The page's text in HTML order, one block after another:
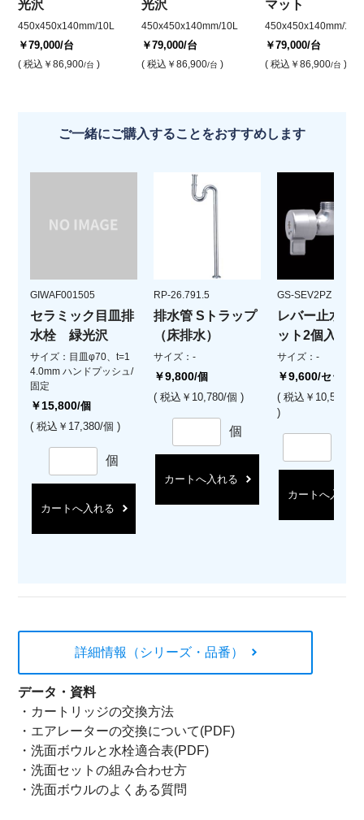
光沢
450x450x140mm/10L
￥79,000/台
( 税込 ￥86,900/台 )
光沢
450x450x140mm/10L
￥79,000/台
( 税込 ￥86,900/台 )
マット
450x450x140mm/10L
￥79,000/台
( 税込 ￥86,900/台 )
ご一緒にご購入することをおすすめします
GIWAF001505
セラミック目皿排
水栓 緑光沢
サイズ：目皿φ70、t=1
4.0mm ハンドプッシュ/
固定
￥15,800/個
( 税込￥17,380/個 )
個
カートへ入れる
RP-26.791.5
排水管 Sトラップ
（床排水）
サイズ：-
￥9,800/個
( 税込￥10,780/個 )
個
カートへ入れる
GS-SEV2PZ
レバー止水栓
ット2個入)
サイズ：-
￥9,600/セット
( 税込￥10,560/セ
)
カートへ入れる
詳細情報（シリーズ・品番）
データ・資料
・ カートリッジの交換方法
・ エアレーターの交換について(PDF)
・洗面ボウルと水栓適合表(PDF)
・洗面セットの組み合わせ方
・洗面ボウルのよくある質問